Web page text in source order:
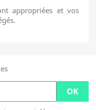
appropriées et vos